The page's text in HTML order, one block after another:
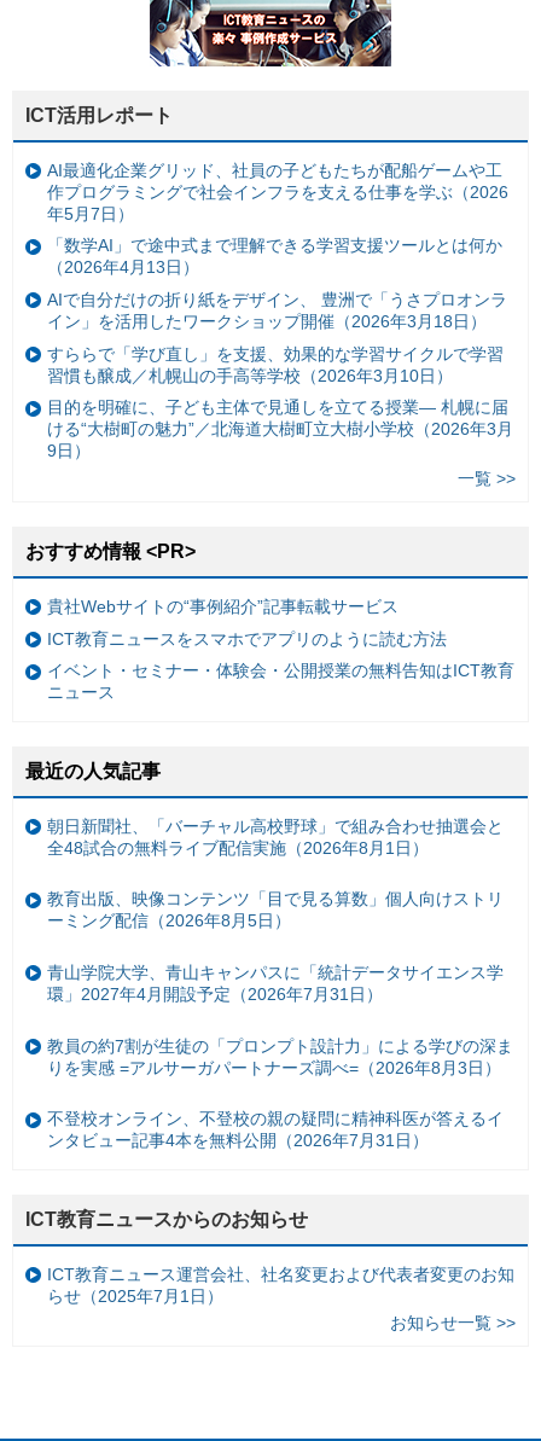
ICT活用レポート
AI最適化企業グリッド、社員の子どもたちが配船ゲームや工
作プログラミングで社会インフラを支える仕事を学ぶ（2026
年5月7日）
「数学AI」で途中式まで理解できる学習支援ツールとは何か
（2026年4月13日）
AIで自分だけの折り紙をデザイン、 豊洲で「うさプロオンラ
イン」を活用したワークショップ開催（2026年3月18日）
すららで「学び直し」を支援、効果的な学習サイクルで学習
習慣も醸成／札幌山の手高等学校（2026年3月10日）
目的を明確に、子ども主体で見通しを立てる授業— 札幌に届
ける“大樹町の魅力”／北海道大樹町立大樹小学校（2026年3月
9日）
一覧 >>
おすすめ情報 <PR>
貴社Webサイトの“事例紹介”記事転載サービス
ICT教育ニュースをスマホでアプリのように読む方法
イベント・セミナー・体験会・公開授業の無料告知はICT教育
ニュース
最近の人気記事
朝日新聞社、「バーチャル高校野球」で組み合わせ抽選会と
全48試合の無料ライブ配信実施（2026年8月1日）
教育出版、映像コンテンツ「目で見る算数」個人向けストリ
ーミング配信（2026年8月5日）
青山学院大学、青山キャンパスに「統計データサイエンス学
環」2027年4月開設予定（2026年7月31日）
教員の約7割が生徒の「プロンプト設計力」による学びの深ま
りを実感 =アルサーガパートナーズ調べ=（2026年8月3日）
不登校オンライン、不登校の親の疑問に精神科医が答えるイ
ンタビュー記事4本を無料公開（2026年7月31日）
ICT教育ニュースからのお知らせ
ICT教育ニュース運営会社、社名変更および代表者変更のお知
らせ（2025年7月1日）
お知らせ一覧 >>